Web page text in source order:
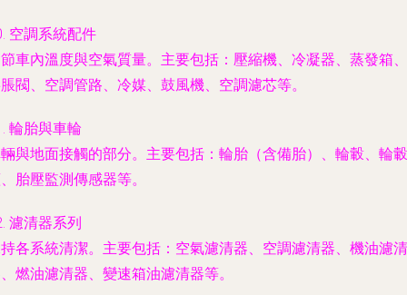
空調系統配件
車內溫度與空氣質量。主要包括：壓縮機、冷凝器、蒸發箱、
閥、空調管路、冷媒、鼓風機、空調濾芯等。
輪胎與車輪
與地面接觸的部分。主要包括：輪胎（含備胎）、輪轂、輪轂
胎壓監測傳感器等。
濾清器系列
各系統清潔。主要包括：空氣濾清器、空調濾清器、機油濾清
燃油濾清器、變速箱油濾清器等。